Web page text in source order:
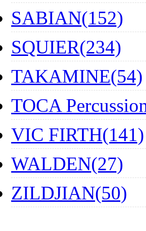
SABIAN(152)
SQUIER(234)
TAKAMINE(54)
TOCA
VIC FIRTH(141)
WALDEN(27)
ZILDJIAN(50)